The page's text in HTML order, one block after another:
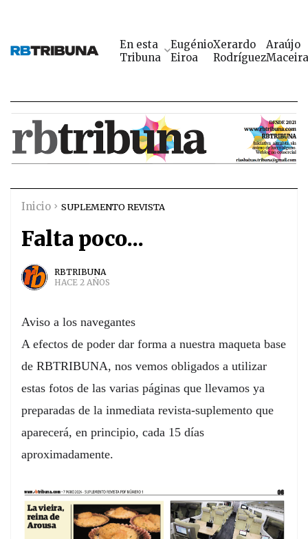
En esta
Tribuna
Eugénio
Eiroa
Xerardo
Rodríguez
Araújo
Maceira
Inicio SUPLEMENTO REVISTA
Falta poco...
RBTRIBUNA
HACE 2 AÑOS
Aviso a los navegantes
A efectos de poder dar forma a nuestra maqueta base
de RBTRIBUNA, nos vemos obligados a utilizar
estas fotos de las varias páginas que llevamos ya
preparadas de la inmediata revista-suplemento que
aparecerá, en principio, cada 15 días
aproximadamente.